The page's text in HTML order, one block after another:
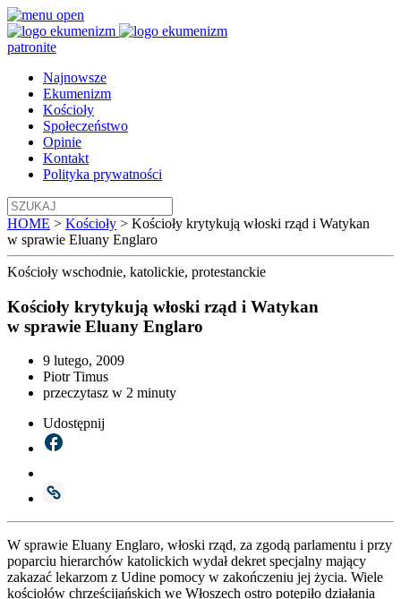
patronite
Najnowsze
Ekumenizm
Kościoły
Społeczeństwo
Opinie
Kontakt
Polityka prywatności
HOME > Kościoły > Kościoły krytykują włoski rząd i Watykan
w sprawie Eluany Englaro
Kościoły wschodnie, katolickie, protestanckie
Kościoły krytykują włoski rząd i Watykan
w sprawie Eluany Englaro
9 lutego, 2009
Piotr Timus
przeczytasz w 2 minuty
Udostępnij
W spra­wie Elu­any Engla­ro, wło­ski rząd, za zgo­dą par­la­men­tu i przy
popar­ciu hie­rar­chów kato­lic­kich wydał dekret spe­cjal­ny mają­cy
zaka­zać leka­rzom z Udi­ne pomo­cy w zakoń­cze­niu jej życia. Wie­le
kościo­łów chrze­ści­jań­skich we Wło­szech ostro potę­pi­ło dzia­ła­nia